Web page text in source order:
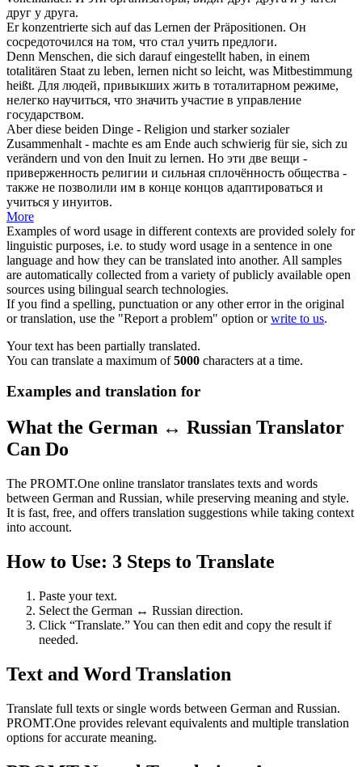
друг у друга.
Er konzentrierte sich auf das Lernen der Präpositionen. Он
сосредоточился на том, что стал учить предлоги.
Denn Menschen, die sich darauf eingestellt haben, in einem
totalitären Staat zu leben, lernen nicht so leicht, was Mitbestimmung
heißt. Для людей, привыкших жить в тоталитарном режиме,
нелегко научиться, что значить участие в управление
государством.
Aber diese beiden Dinge - Religion und starker sozialer
Zusammenhalt - machte es am Ende auch schwierig für sie, sich zu
verändern und von den Inuit zu lernen. Но эти две вещи -
приверженность религии и сильная сплочённость общества -
также не позволили им в конце концов адаптироваться и
учиться у инуитов.
More
Examples of word usage in different contexts are provided solely for
linguistic purposes, i.e. to study word usage in a sentence in one
language and how they can be translated into another. All samples
are automatically collected from a variety of publicly available open
sources using bilingual search technologies.
If you find a spelling, punctuation or any other error in the original
or translation, use the "Report a problem" option orwrite to us.
Your text has been partially translated.
You can translate a maximum of5000 characters at a time.
Examples and translation for
What the German ↔ Russian Translator
Can Do
The PROMT.One online translator translates texts and words
between German and Russian, while preserving meaning and style.
It is fast, free, and offers translation suggestions while taking context
into account.
How to Use: 3 Steps to Translate
Paste your text.
Select the German ↔ Russian direction.
Click “Translate.” You can then edit and copy the result if
needed.
Text and Word Translation
Translate full texts or single words between German and Russian.
PROMT.One provides relevant equivalents and multiple translation
options for accurate meaning.